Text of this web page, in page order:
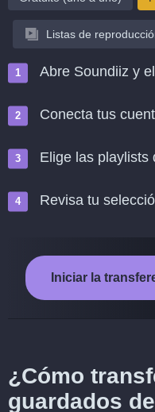
Listas de
Abre Soundiiz y
Conecta tus
Elige las playlists
Revisa tu
Iniciar la
¿Cómo
guardados